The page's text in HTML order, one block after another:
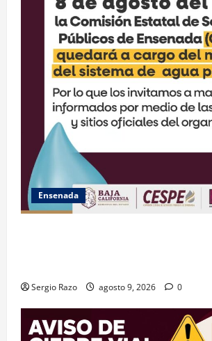
Ensenada
Sergio Razo agosto 9, 2026 0